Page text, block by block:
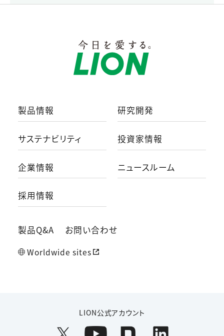
製品情報 研究開発
サステナビリティ 投資家情報
企業情報 ニュースルーム
採用情報
製品Q&A お問い合わせ
Worldwide sites
LION公式アカウント